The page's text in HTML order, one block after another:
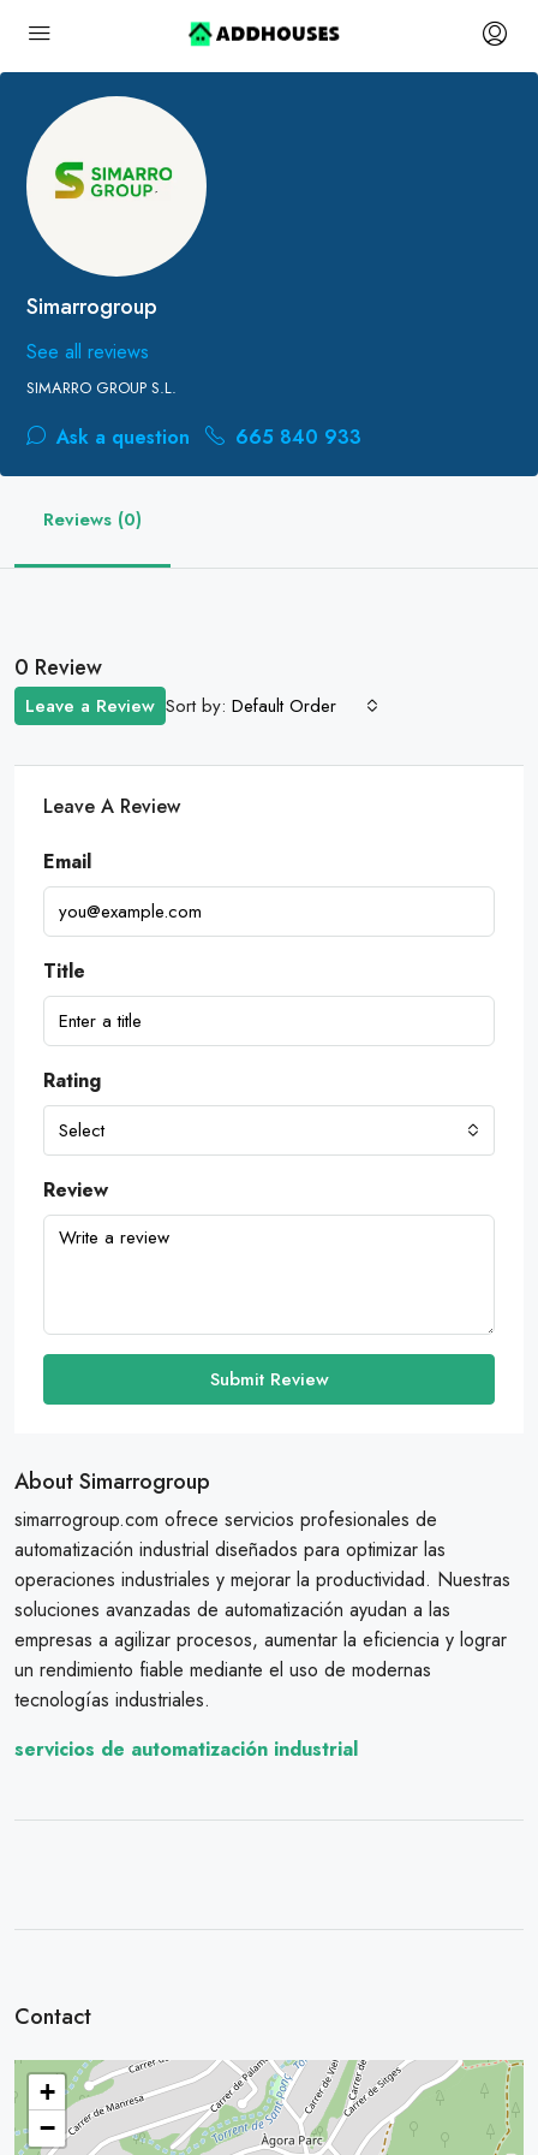
Simarrogroup
See all reviews
SIMARRO GROUP S.L.
Ask a question 665 840 933
Reviews (0)
0 Review
Sort by: Default Order
Leave a Review
Leave A Review
Email
Title
Rating
Select
Review
Submit Review
About Simarrogroup
simarrogroup.com ofrece servicios profesionales de
automatización industrial diseñados para optimizar las
operaciones industriales y mejorar la productividad. Nuestras
soluciones avanzadas de automatización ayudan a las
empresas a agilizar procesos, aumentar la eficiencia y lograr
un rendimiento fiable mediante el uso de modernas
tecnologías industriales.
servicios de automatización industrial
Contact
+
−